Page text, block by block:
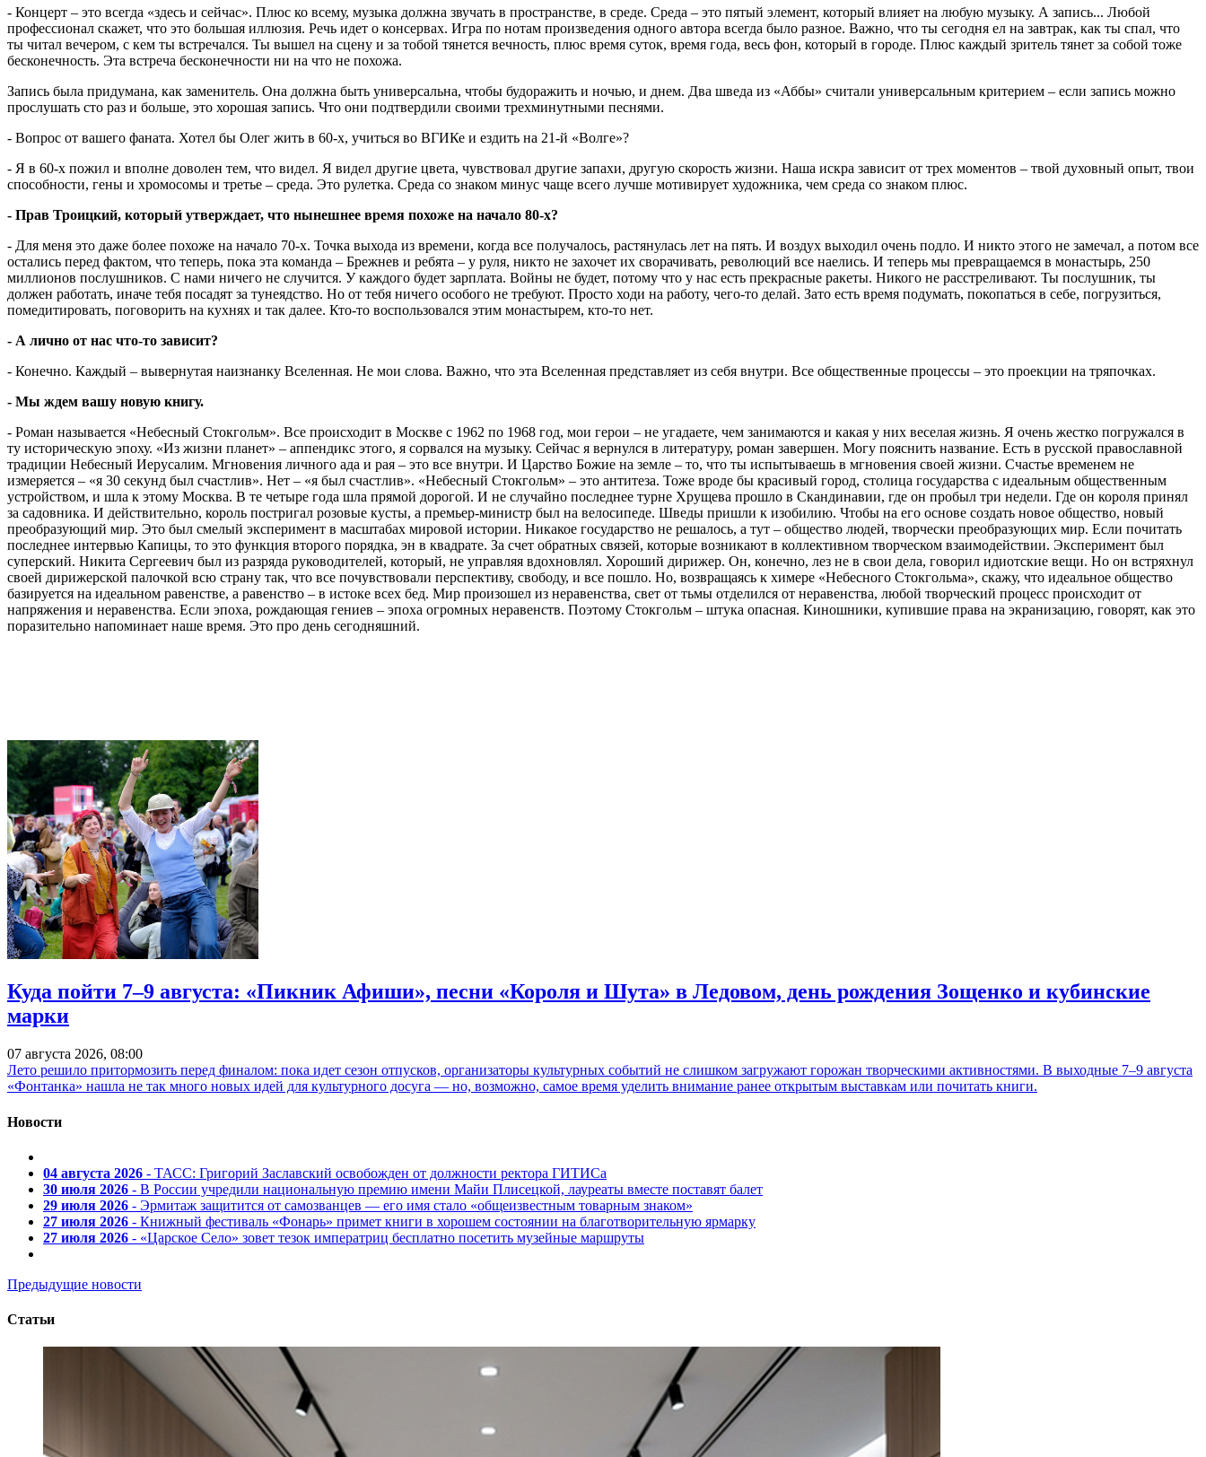
- Концерт – это всегда «здесь и сейчас». Плюс ко всему, музыка должна звучать в пространстве, в среде. Среда – это пятый элемент, который влияет на любую музыку. А запись... Любой
профессионал скажет, что это большая иллюзия. Речь идет о консервах. Игра по нотам произведения одного автора всегда было разное. Важно, что ты сегодня ел на завтрак, как ты спал, что
ты читал вечером, с кем ты встречался. Ты вышел на сцену и за тобой тянется вечность, плюс время суток, время года, весь фон, который в городе. Плюс каждый зритель тянет за собой тоже
бесконечность. Эта встреча бесконечности ни на что не похожа.
Запись была придумана, как заменитель. Она должна быть универсальна, чтобы будоражить и ночью, и днем. Два шведа из «Аббы» считали универсальным критерием – если запись можно
прослушать сто раз и больше, это хорошая запись. Что они подтвердили своими трехминутными песнями.
- Вопрос от вашего фаната. Хотел бы Олег жить в 60-х, учиться во ВГИКе и ездить на 21-й «Волге»?
- Я в 60-х пожил и вполне доволен тем, что видел. Я видел другие цвета, чувствовал другие запахи, другую скорость жизни. Наша искра зависит от трех моментов – твой духовный опыт, твои
способности, гены и хромосомы и третье – среда. Это рулетка. Среда со знаком минус чаще всего лучше мотивирует художника, чем среда со знаком плюс.
- Прав Троицкий, который утверждает, что нынешнее время похоже на начало 80-х?
- Для меня это даже более похоже на начало 70-х. Точка выхода из времени, когда все получалось, растянулась лет на пять. И воздух выходил очень подло. И никто этого не замечал, а потом все
остались перед фактом, что теперь, пока эта команда – Брежнев и ребята – у руля, никто не захочет их сворачивать, революций все наелись. И теперь мы превращаемся в монастырь, 250
миллионов послушников. С нами ничего не случится. У каждого будет зарплата. Войны не будет, потому что у нас есть прекрасные ракеты. Никого не расстреливают. Ты послушник, ты
должен работать, иначе тебя посадят за тунеядство. Но от тебя ничего особого не требуют. Просто ходи на работу, чего-то делай. Зато есть время подумать, покопаться в себе, погрузиться,
помедитировать, поговорить на кухнях и так далее. Кто-то воспользовался этим монастырем, кто-то нет.
- А лично от нас что-то зависит?
- Конечно. Каждый – вывернутая наизнанку Вселенная. Не мои слова. Важно, что эта Вселенная представляет из себя внутри. Все общественные процессы – это проекции на тряпочках.
- Мы ждем вашу новую книгу.
- Роман называется «Небесный Стокгольм». Все происходит в Москве с 1962 по 1968 год, мои герои – не угадаете, чем занимаются и какая у них веселая жизнь. Я очень жестко погружался в
ту историческую эпоху. «Из жизни планет» – аппендикс этого, я сорвался на музыку. Сейчас я вернулся в литературу, роман завершен. Могу пояснить название. Есть в русской православной
традиции Небесный Иерусалим. Мгновения личного ада и рая – это все внутри. И Царство Божие на земле – то, что ты испытываешь в мгновения своей жизни. Счастье временем не
измеряется – «я 30 секунд был счастлив». Нет – «я был счастлив». «Небесный Стокгольм» – это антитеза. Тоже вроде бы красивый город, столица государства с идеальным общественным
устройством, и шла к этому Москва. В те четыре года шла прямой дорогой. И не случайно последнее турне Хрущева прошло в Скандинавии, где он пробыл три недели. Где он короля принял
за садовника. И действительно, король постригал розовые кусты, а премьер-министр был на велосипеде. Шведы пришли к изобилию. Чтобы на его основе создать новое общество, новый
преобразующий мир. Это был смелый эксперимент в масштабах мировой истории. Никакое государство не решалось, а тут – общество людей, творчески преобразующих мир. Если почитать
последнее интервью Капицы, то это функция второго порядка, эн в квадрате. За счет обратных связей, которые возникают в коллективном творческом взаимодействии. Эксперимент был
суперский. Никита Сергеевич был из разряда руководителей, который, не управляя вдохновлял. Хороший дирижер. Он, конечно, лез не в свои дела, говорил идиотские вещи. Но он встряхнул
своей дирижерской палочкой всю страну так, что все почувствовали перспективу, свободу, и все пошло. Но, возвращаясь к химере «Небесного Стокгольма», скажу, что идеальное общество
базируется на идеальном равенстве, а равенство – в истоке всех бед. Мир произошел из неравенства, свет от тьмы отделился от неравенства, любой творческий процесс происходит от
напряжения и неравенства. Если эпоха, рождающая гениев – эпоха огромных неравенств. Поэтому Стокгольм – штука опасная. Киношники, купившие права на экранизацию, говорят, как это
поразительно напоминает наше время. Это про день сегодняшний.
Куда пойти 7–9 августа: «Пикник Афиши», песни «Короля и Шута» в Ледовом, день рождения Зощенко и кубинские
марки
07 августа 2026, 08:00
Лето решило притормозить перед финалом: пока идет сезон отпусков, организаторы культурных событий не слишком загружают горожан творческими активностями. В выходные 7–9 августа
«Фонтанка» нашла не так много новых идей для культурного досуга — но, возможно, самое время уделить внимание ранее открытым выставкам или почитать книги.
Новости
04 августа 2026 - ТАСС: Григорий Заславский освобожден от должности ректора ГИТИСа
30 июля 2026 - В России учредили национальную премию имени Майи Плисецкой, лауреаты вместе поставят балет
29 июля 2026 - Эрмитаж защитится от самозванцев — его имя стало «общеизвестным товарным знаком»
27 июля 2026 - Книжный фестиваль «Фонарь» примет книги в хорошем состоянии на благотворительную ярмарку
27 июля 2026 - «Царское Село» зовет тезок императриц бесплатно посетить музейные маршруты
Предыдущие новости
Статьи